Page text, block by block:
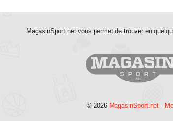
MagasinSport.net vous permet de trouver en
© 2026 MagasinSport.net -